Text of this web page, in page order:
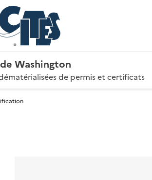
Washington
de permis et certificats